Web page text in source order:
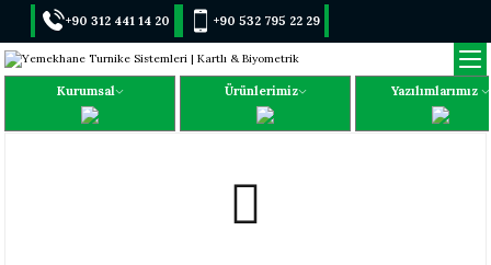
+90 312 441 14 20 +90 532 795 22 29
Kurumsal Ürünlerimiz Yazılımlarımız